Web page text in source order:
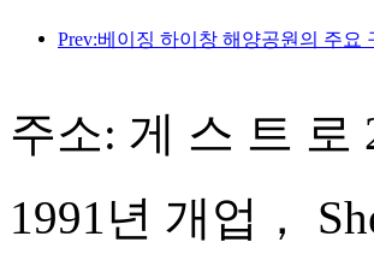
주소: 게 스 트 로
1991년 개업，